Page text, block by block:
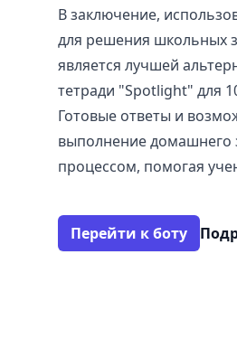
В заключение,
для решения школьных
является лучшей
тетради "Spotlight" для
Готовые ответы и
выполнение домашнего
процессом, помогая
Перейти к боту